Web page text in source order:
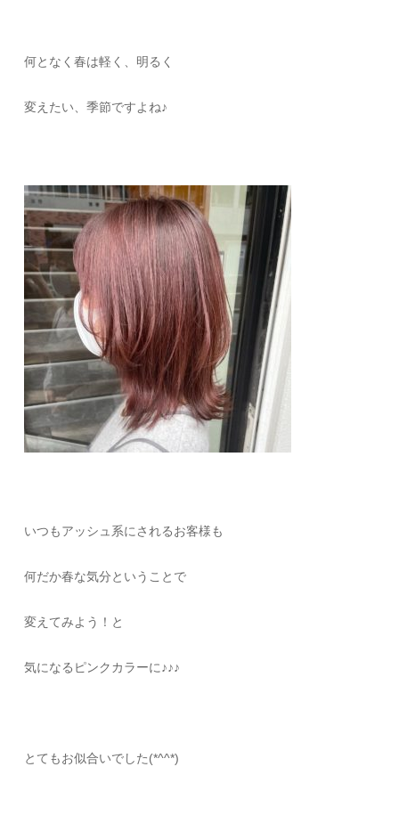
何となく春は軽く、明るく
変えたい、季節ですよね♪
いつもアッシュ系にされるお客様も
何だか春な気分ということで
変えてみよう！と
気になるピンクカラーに♪♪♪
とてもお似合いでした(*^^*)